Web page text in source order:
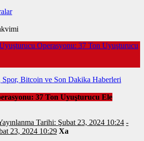
Operasyonu: 37 Ton Uyuşturucu
Spor, Bitcoin ve Son Dakika Haberleri
37 Ton Uyuşturucu Ele
Tarihi: Şubat 23, 2024 10:24 -
23, 2024 10:29 Xa